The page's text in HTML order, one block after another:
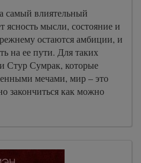
самый влиятельный
ясность мысли, состояние и
остаются амбиции, и
на ее пути. Для таких
Стур Сумрак, которые
мечами, мир – это
закончиться как можно